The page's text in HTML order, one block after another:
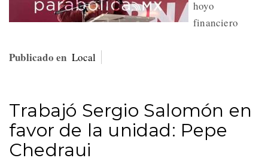
hoyo
financiero
Publicado en Local
Trabajó Sergio Salomón en
favor de la unidad: Pepe
Chedraui